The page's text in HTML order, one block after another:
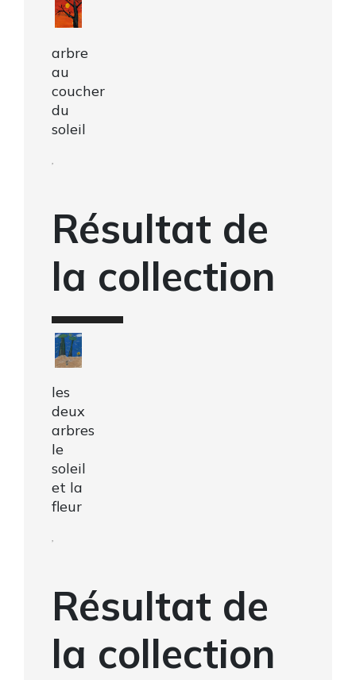
arbre
au
coucher
du
soleil
,
Résultat de
la collection
les
deux
arbres
le
soleil
et la
fleur
,
Résultat de
la collection